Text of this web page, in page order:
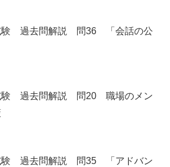
験 過去問解説 問36 「会話の公
験 過去問解説 問20 職場のメン
験 過去問解説 問35 「アドバン